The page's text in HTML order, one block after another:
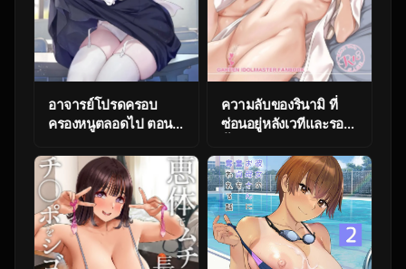
อาจารย์โปรดครอบ
ครองหนูตลอดไป ตอนที่
Sangatsu no Ame
Rain of March
(COMIC Anthurium
2019-07)
ความลับของรินามิ ที่
ซ่อนอยู่หลังเวทีและรอย
RINAMAO3P
(Gakuen
IDOLMASTER)